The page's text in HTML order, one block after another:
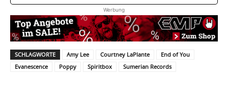
Werbung
SCHLAGWORTE Amy Lee Courtney LaPlante
End of You
Evanescence
Poppy Spiritbox Sumerian Records